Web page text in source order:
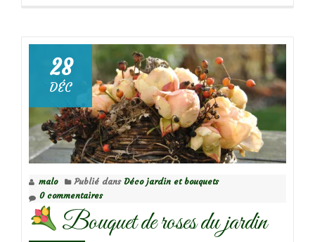
28
DÉC
malo Publié dans Déco jardin et bouquets
0 commentaires
Bouquet de roses du jardin